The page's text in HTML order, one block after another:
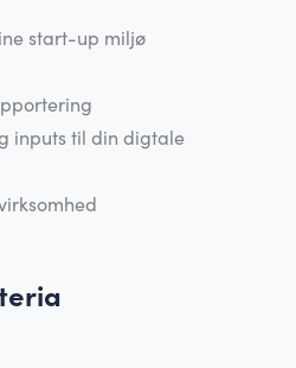
start-up miljø
inputs til din digtale